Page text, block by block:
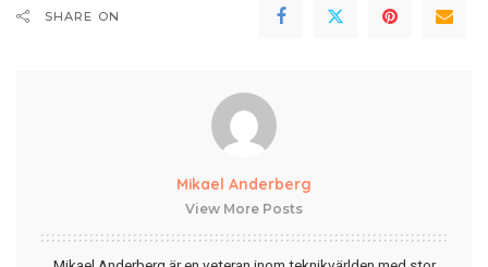
SHARE ON
Mikael Anderberg
View More Posts